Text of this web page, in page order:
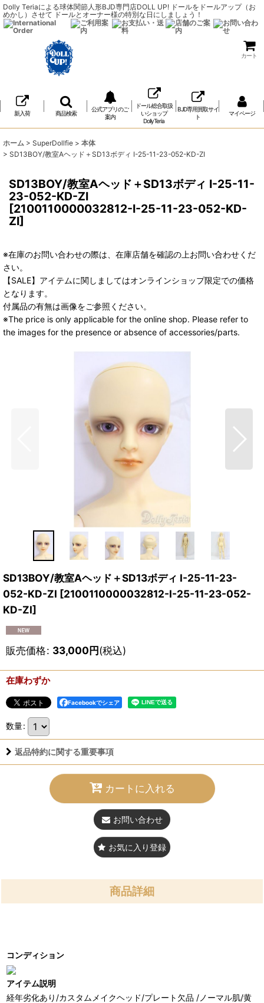
Dolly Teriaによる球体関節人形BJD専門店DOLL UP! ドールをドールアップ（お
めかし）させて ドールとオーナー様の特別な日にしましょう！
カート
新入荷 商品検索
公式アプリのご
案内
ドール総合取扱
いショップ
DollyTeria
BJD専用買取サイ
ト
マイページ
ホーム > SuperDollfie > 本体
> SD13BOY/教室Aヘッド＋SD13ボディ I-25-11-23-052-KD-ZI
SD13BOY/教室Aヘッド＋SD13ボディ I-25-11-
23-052-KD-ZI
[2100110000032812-I-25-11-23-052-KD-
ZI]
※在庫のお問い合わせの際は、在庫店舗を確認の上お問い合わせくだ
さい。
【SALE】アイテムに関しましてはオンラインショップ限定での価格
となります。
付属品の有無は画像をご参照ください。
※The price is only applicable for the online shop. Please refer to
the images for the presence or absence of accessories/parts.
SD13BOY/教室Aヘッド＋SD13ボディ I-25-11-23-
052-KD-ZI [2100110000032812-I-25-11-23-052-
KD-ZI]
販売価格: 33,000円(税込)
在庫わずか
Facebookでシェア
数量:
返品特約に関する重要事項
カートに入れる
お問い合わせ
お気に入り登録
商品詳細
コンディション
アイテム説明
経年劣化あり/カスタムメイクヘッド/プレート欠品 /ノーマル肌/黄